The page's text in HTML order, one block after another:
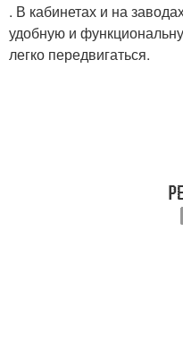
. В кабинетах и на
удобную и
легко передвигаться.